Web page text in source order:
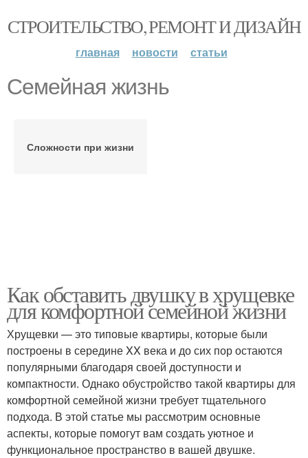
СТРОИТЕЛЬСТВО, РЕМОНТ И ДИЗАЙН
главная новости статьи
Семейная жизнь
Сложности при жизни
Как обставить двушку в хрущевке
для комфортной семейной жизни
Хрущевки — это типовые квартиры, которые были
построены в середине XX века и до сих пор остаются
популярными благодаря своей доступности и
компактности. Однако обустройство такой квартиры для
комфортной семейной жизни требует тщательного
подхода. В этой статье мы рассмотрим основные
аспекты, которые помогут вам создать уютное и
функциональное пространство в вашей двушке.